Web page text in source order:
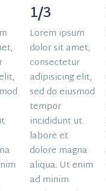
1/3
Lorem ipsum
dolor sit amet,
consectetur
adipisicing elit,
sed do eiusmod
tempor
incididunt ut
labore et
dolore magna
aliqua. Ut enim
ad minim